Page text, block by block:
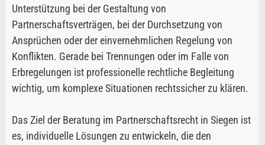
Unterstützung bei der Gestaltung von
Partnerschaftsverträgen, bei der Durchsetzung von
Ansprüchen oder der einvernehmlichen Regelung von
Konflikten. Gerade bei Trennungen oder im Falle von
Erbregelungen ist professionelle rechtliche Begleitung
wichtig, um komplexe Situationen rechtssicher zu klären.
Das Ziel der Beratung im Partnerschaftsrecht in Siegen ist
es, individuelle Lösungen zu entwickeln, die den